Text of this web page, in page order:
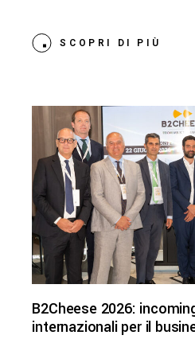
SCOPRI DI PIÙ
B2Cheese 2026:
internazionali per il